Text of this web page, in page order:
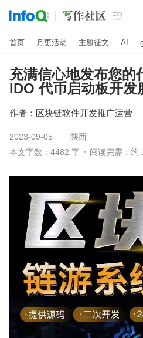

首页 月更活动 主题征文 AI
充满信心地发布您的
IDO 代币启动板开发
作者： 区块链软件开发推广运营
2023-09-05
陕西
本文字数：4482 字
阅读完需：约